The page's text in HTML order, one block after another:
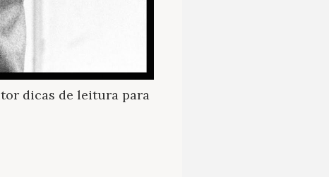
dicas de leitura para